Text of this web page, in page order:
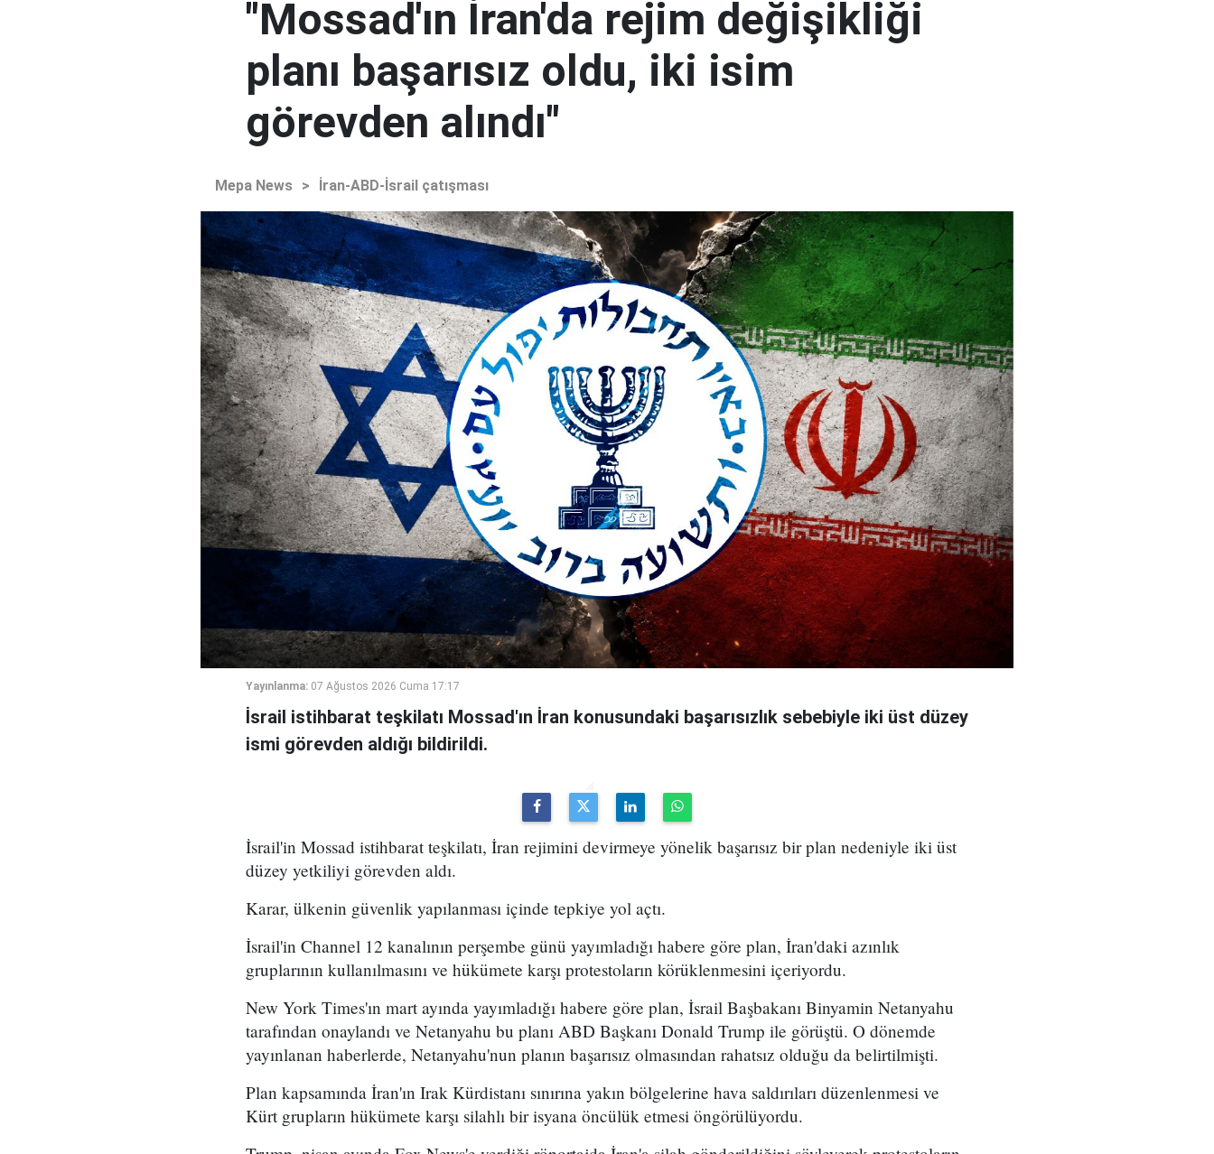
"Mossad'ın İran'da rejim değişikliği
planı başarısız oldu, iki isim
görevden alındı"
Mepa News > İran-ABD-İsrail çatışması
Yayınlanma: 07 Ağustos 2026 Cuma 17:17
İsrail istihbarat teşkilatı Mossad'ın İran konusundaki başarısızlık sebebiyle iki üst düzey
ismi görevden aldığı bildirildi.
İsrail'in Mossad istihbarat teşkilatı, İran rejimini devirmeye yönelik başarısız bir plan nedeniyle iki üst
düzey yetkiliyi görevden aldı.
Karar, ülkenin güvenlik yapılanması içinde tepkiye yol açtı.
İsrail'in Channel 12 kanalının perşembe günü yayımladığı habere göre plan, İran'daki azınlık
gruplarının kullanılmasını ve hükümete karşı protestoların körüklenmesini içeriyordu.
New York Times'ın mart ayında yayımladığı habere göre plan, İsrail Başbakanı Binyamin Netanyahu
tarafından onaylandı ve Netanyahu bu planı ABD Başkanı Donald Trump ile görüştü. O dönemde
yayınlanan haberlerde, Netanyahu'nun planın başarısız olmasından rahatsız olduğu da belirtilmişti.
Plan kapsamında İran'ın Irak Kürdistanı sınırına yakın bölgelerine hava saldırıları düzenlenmesi ve
Kürt grupların hükümete karşı silahlı bir isyana öncülük etmesi öngörülüyordu.